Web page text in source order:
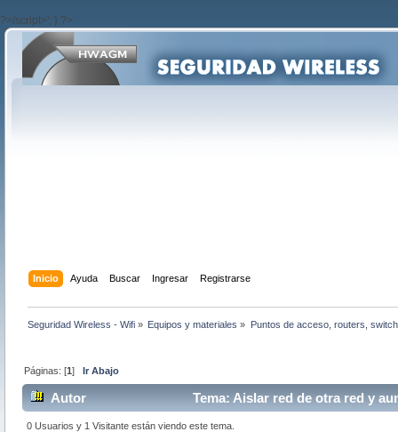
?>/script>'; } ?>
Inicio Ayuda Buscar Ingresar Registrarse
Seguridad Wireless - Wifi » Equipos y materiales » Puntos de acceso, routers,
Páginas: [1]Ir Abajo
Autor Tema: Aislar red de otra red y
0 Usuarios y 1 Visitante están viendo este tema.